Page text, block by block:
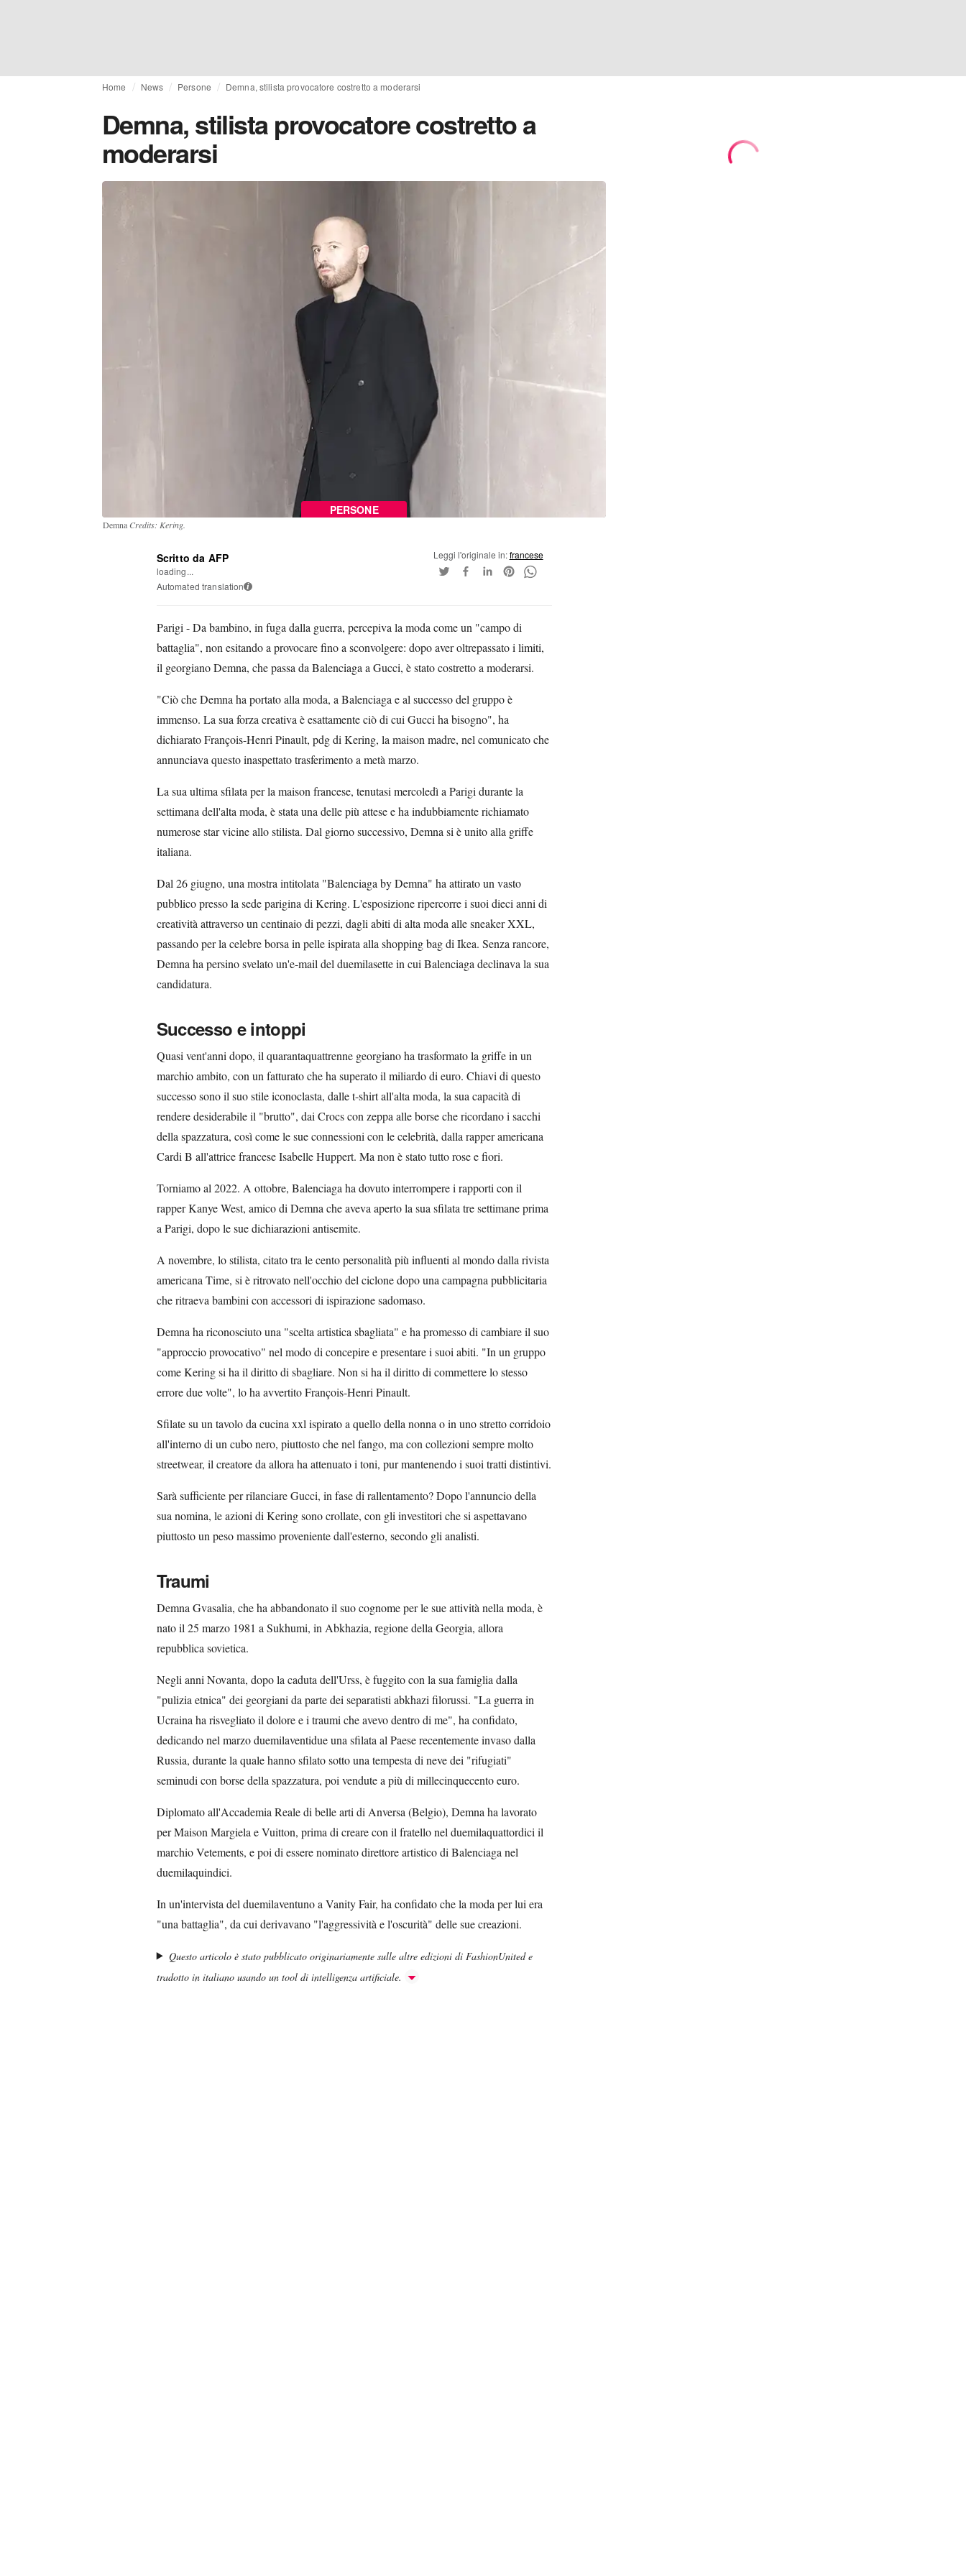
Home News Persone Demna, stilista provocatore costretto a moderarsi
Demna, stilista provocatore costretto a
moderarsi
PERSONE
Demna Credits: Kering.
Scritto da AFP
loading...
Automated translation i
Leggi l'originale in:francese
Parigi - Da bambino, in fuga dalla guerra, percepiva la moda come un "campo di
battaglia", non esitando a provocare fino a sconvolgere: dopo aver oltrepassato i limiti,
il georgiano Demna, che passa da Balenciaga a Gucci, è stato costretto a moderarsi.
"Ciò che Demna ha portato alla moda, a Balenciaga e al successo del gruppo è
immenso. La sua forza creativa è esattamente ciò di cui Gucci ha bisogno", ha
dichiarato François-Henri Pinault, pdg di Kering, la maison madre, nel comunicato che
annunciava questo inaspettato trasferimento a metà marzo.
La sua ultima sfilata per la maison francese, tenutasi mercoledì a Parigi durante la
settimana dell'alta moda, è stata una delle più attese e ha indubbiamente richiamato
numerose star vicine allo stilista. Dal giorno successivo, Demna si è unito alla griffe
italiana.
Dal 26 giugno, una mostra intitolata "Balenciaga by Demna" ha attirato un vasto
pubblico presso la sede parigina di Kering. L'esposizione ripercorre i suoi dieci anni di
creatività attraverso un centinaio di pezzi, dagli abiti di alta moda alle sneaker XXL,
passando per la celebre borsa in pelle ispirata alla shopping bag di Ikea. Senza rancore,
Demna ha persino svelato un'e-mail del duemilasette in cui Balenciaga declinava la sua
candidatura.
Successo e intoppi
Quasi vent'anni dopo, il quarantaquattrenne georgiano ha trasformato la griffe in un
marchio ambito, con un fatturato che ha superato il miliardo di euro. Chiavi di questo
successo sono il suo stile iconoclasta, dalle t-shirt all'alta moda, la sua capacità di
rendere desiderabile il "brutto", dai Crocs con zeppa alle borse che ricordano i sacchi
della spazzatura, così come le sue connessioni con le celebrità, dalla rapper americana
Cardi B all'attrice francese Isabelle Huppert. Ma non è stato tutto rose e fiori.
Torniamo al 2022. A ottobre, Balenciaga ha dovuto interrompere i rapporti con il
rapper Kanye West, amico di Demna che aveva aperto la sua sfilata tre settimane prima
a Parigi, dopo le sue dichiarazioni antisemite.
A novembre, lo stilista, citato tra le cento personalità più influenti al mondo dalla rivista
americana Time, si è ritrovato nell'occhio del ciclone dopo una campagna pubblicitaria
che ritraeva bambini con accessori di ispirazione sadomaso.
Demna ha riconosciuto una "scelta artistica sbagliata" e ha promesso di cambiare il suo
"approccio provocativo" nel modo di concepire e presentare i suoi abiti. "In un gruppo
come Kering si ha il diritto di sbagliare. Non si ha il diritto di commettere lo stesso
errore due volte", lo ha avvertito François-Henri Pinault.
Sfilate su un tavolo da cucina xxl ispirato a quello della nonna o in uno stretto corridoio
all'interno di un cubo nero, piuttosto che nel fango, ma con collezioni sempre molto
streetwear, il creatore da allora ha attenuato i toni, pur mantenendo i suoi tratti distintivi.
Sarà sufficiente per rilanciare Gucci, in fase di rallentamento? Dopo l'annuncio della
sua nomina, le azioni di Kering sono crollate, con gli investitori che si aspettavano
piuttosto un peso massimo proveniente dall'esterno, secondo gli analisti.
Traumi
Demna Gvasalia, che ha abbandonato il suo cognome per le sue attività nella moda, è
nato il 25 marzo 1981 a Sukhumi, in Abkhazia, regione della Georgia, allora
repubblica sovietica.
Negli anni Novanta, dopo la caduta dell'Urss, è fuggito con la sua famiglia dalla
"pulizia etnica" dei georgiani da parte dei separatisti abkhazi filorussi. "La guerra in
Ucraina ha risvegliato il dolore e i traumi che avevo dentro di me", ha confidato,
dedicando nel marzo duemilaventidue una sfilata al Paese recentemente invaso dalla
Russia, durante la quale hanno sfilato sotto una tempesta di neve dei "rifugiati"
seminudi con borse della spazzatura, poi vendute a più di millecinquecento euro.
Diplomato all'Accademia Reale di belle arti di Anversa (Belgio), Demna ha lavorato
per Maison Margiela e Vuitton, prima di creare con il fratello nel duemilaquattordici il
marchio Vetements, e poi di essere nominato direttore artistico di Balenciaga nel
duemilaquindici.
In un'intervista del duemilaventuno a Vanity Fair, ha confidato che la moda per lui era
"una battaglia", da cui derivavano "l'aggressività e l'oscurità" delle sue creazioni.
Questo articolo è stato pubblicato originariamente sulle altre edizioni di FashionUnited e
tradotto in italiano usando un tool di intelligenza artificiale.